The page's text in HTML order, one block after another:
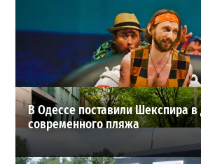
Полковник ВСУ рассказал,
новое наступление
2
ВИБОР РЕДАКЦИИ
В Одессе поставили Шекспира
современного пляжа